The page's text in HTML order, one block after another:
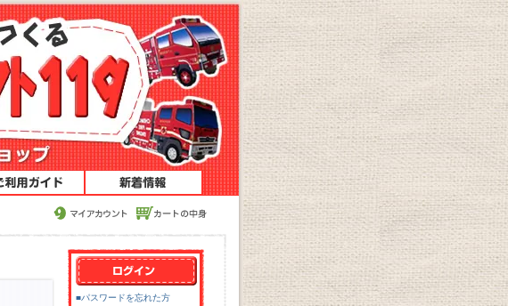
■パスワードを忘れた方